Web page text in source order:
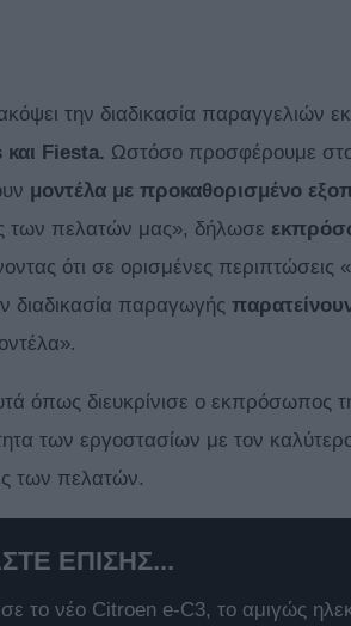
την διαδικασία παραγγελιών
και Fiesta. Ωστόσο προσφέρουμε
μοντέλα με προκαθορισμένο
των πελατών μας», δήλωσε
ότι σε ορισμένες περιπτώσεις
διαδικασία παραγωγής
όπως διευκρίνισε ο εκπρόσωπος
των εργοστασίων με τον
των πελατών.
ΕΠΙΣΗΣ...
το νέο Citroen e-C3, το αμιγώς